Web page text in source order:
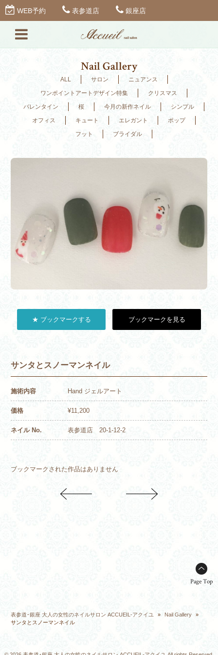
WEB予約 表参道店 銀座店
Nail Gallery
ALL サロン
ニュアンス
ワンポイントアートデザイン特集
クリスマス
バレンタイン
桜 今月の新作ネイル
シンプル
オフィス
キュート エレガント
ポップ
フット
ブライダル
★ ブックマークする ブックマークを見る
サンタとスノーマンネイル
施術内容 Hand ジェルアート
価格 ¥11,200
ネイル No. 表参道店 20-1-12-2
ブックマークされた作品はありません
Page Top
表参道･銀座 大人の女性のネイルサロン ACCUEIL-アクイユ » Nail Gallery
»
サンタとスノーマンネイル